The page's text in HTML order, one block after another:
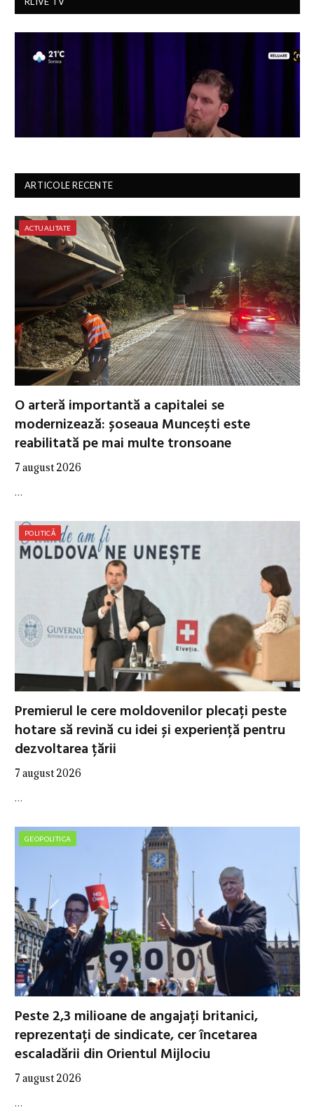
ARTICOLE RECENTE
ACTUALITATE
O arteră importantă a capitalei se
modernizează: șoseaua Muncești este
reabilitată pe mai multe tronsoane
7 august 2026
…
POLITICĂ
Premierul le cere moldovenilor plecați peste
hotare să revină cu idei și experiență pentru
dezvoltarea țării
7 august 2026
…
GEOPOLITICA
Peste 2,3 milioane de angajați britanici,
reprezentați de sindicate, cer încetarea
escaladării din Orientul Mijlociu
7 august 2026
…